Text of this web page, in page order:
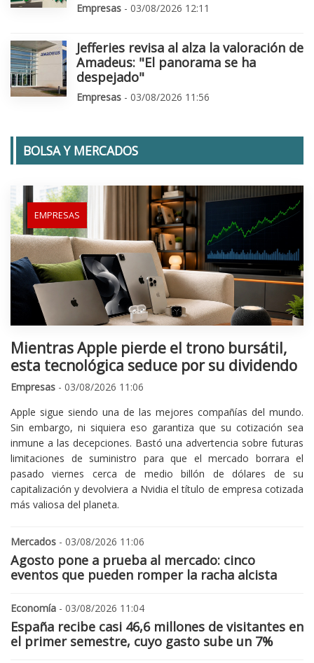
Empresas - 03/08/2026 12:11
Jefferies revisa al alza la valoración de
Amadeus: "El panorama se ha
despejado"
Empresas - 03/08/2026 11:56
BOLSA Y MERCADOS
EMPRESAS
Mientras Apple pierde el trono bursátil,
esta tecnológica seduce por su dividendo
Empresas - 03/08/2026 11:06
Apple sigue siendo una de las mejores compañías del mundo.
Sin embargo, ni siquiera eso garantiza que su cotización sea
inmune a las decepciones. Bastó una advertencia sobre futuras
limitaciones de suministro para que el mercado borrara el
pasado viernes cerca de medio billón de dólares de su
capitalización y devolviera a Nvidia el título de empresa cotizada
más valiosa del planeta.
Mercados - 03/08/2026 11:06
Agosto pone a prueba al mercado: cinco
eventos que pueden romper la racha alcista
Economía - 03/08/2026 11:04
España recibe casi 46,6 millones de visitantes en
el primer semestre, cuyo gasto sube un 7%